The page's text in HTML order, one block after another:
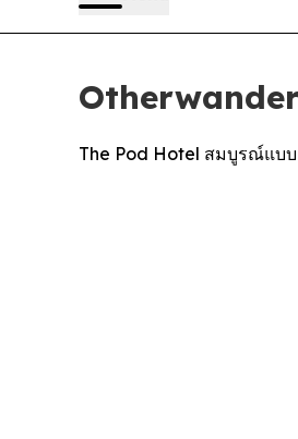
The Pod Hotel สมบูรณ์แบบ